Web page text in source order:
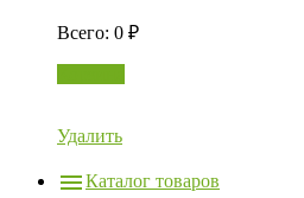
Всего: 0 ₽
Удалить
Каталог товаров